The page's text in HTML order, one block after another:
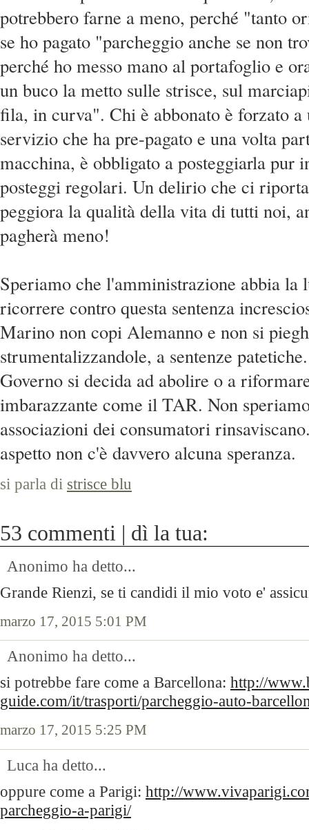
potrebbero farne a meno, perché "tanto
se ho pagato "parcheggio anche se non
perché ho messo mano al portafoglio e
un buco la metto sulle strisce, sul
fila, in curva". Chi è abbonato è forzato
servizio che ha pre-pagato e una volta
macchina, è obbligato a posteggiarla pur
posteggi regolari. Un delirio che ci
peggiora la qualità della vita di tutti noi,
pagherà meno!
Speriamo che l'amministrazione abbia la
ricorrere contro questa sentenza
Marino non copi Alemanno e non si
strumentalizzandole, a sentenze
Governo si decida ad abolire o a
imbarazzante come il TAR. Non
associazioni dei consumatori
aspetto non c'è davvero alcuna speranza.
si parla di strisce blu
53 commenti | dì la tua:
Anonimo ha detto...
Grande Rienzi, se ti candidi il mio voto e'
marzo 17, 2015 5:01 PM
Anonimo ha detto...
si potrebbe fare come a Barcellona: http://
guide.com/it/trasporti/parcheggio-auto-
marzo 17, 2015 5:25 PM
Luca ha detto...
oppure come a Parigi: http://
parcheggio-a-parigi/